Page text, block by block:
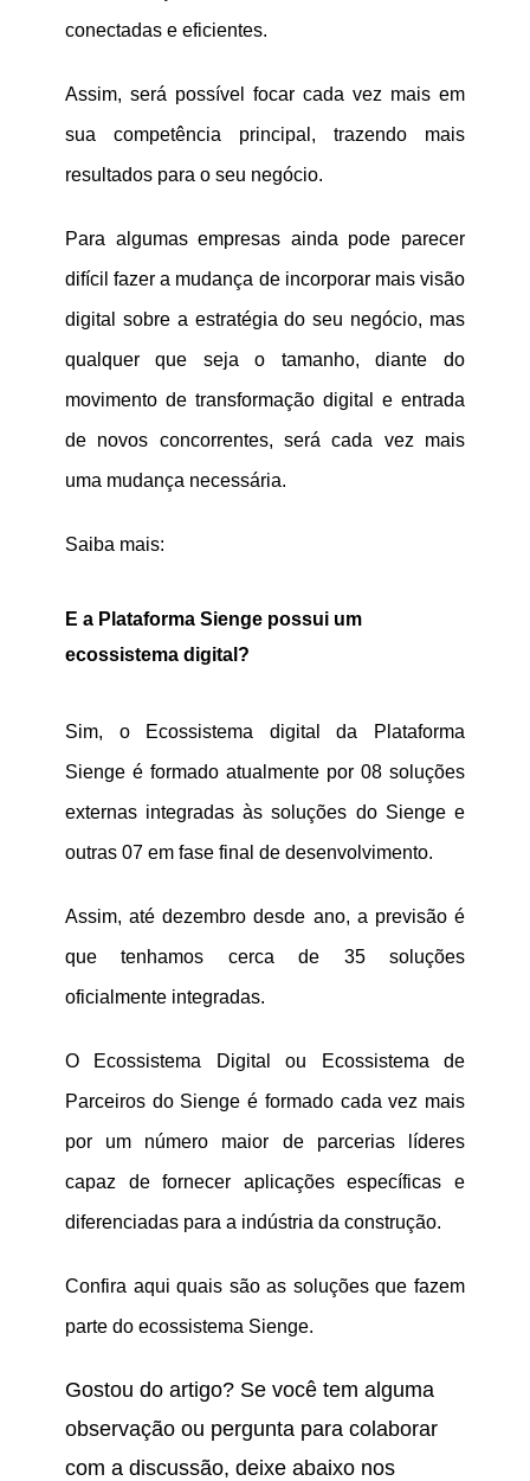
conectadas e eficientes.
Assim, será possível focar cada vez mais em
sua competência principal, trazendo mais
resultados para o seu negócio.
Para algumas empresas ainda pode parecer
difícil fazer a mudança de incorporar mais visão
digital sobre a estratégia do seu negócio, mas
qualquer que seja o tamanho, diante do
movimento de transformação digital e entrada
de novos concorrentes, será cada vez mais
uma mudança necessária.
Saiba mais:
E a Plataforma Sienge possui um
ecossistema digital?
Sim, o Ecossistema digital da Plataforma
Sienge é formado atualmente por 08 soluções
externas integradas às soluções do Sienge e
outras 07 em fase final de desenvolvimento.
Assim, até dezembro desde ano, a previsão é
que tenhamos cerca de 35 soluções
oficialmente integradas.
O Ecossistema Digital ou Ecossistema de
Parceiros do Sienge é formado cada vez mais
por um número maior de parcerias líderes
capaz de fornecer aplicações específicas e
diferenciadas para a indústria da construção.
Confira aqui quais são as soluções que fazem
parte do ecossistema Sienge.
Gostou do artigo? Se você tem alguma
observação ou pergunta para colaborar
com a discussão, deixe abaixo nos